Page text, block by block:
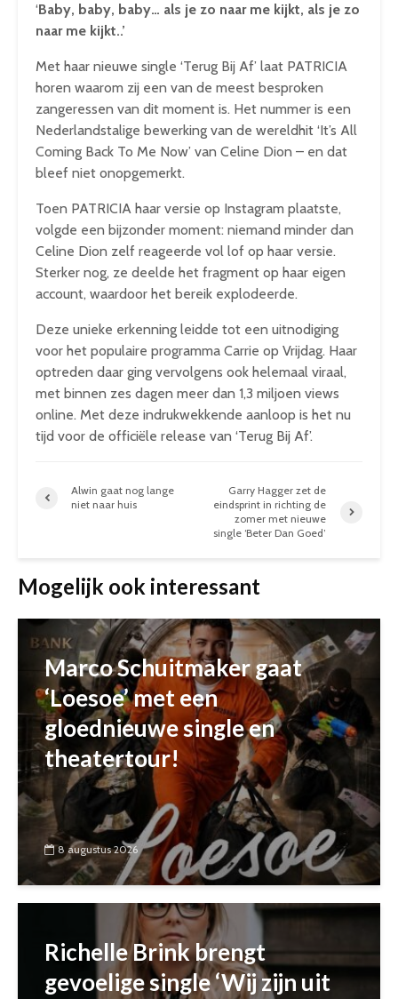
‘Baby, baby, baby… als je zo naar me kijkt, als je zo
naar me kijkt..’
Met haar nieuwe single ‘Terug Bij Af’ laat PATRICIA
horen waarom zij een van de meest besproken
zangeressen van dit moment is. Het nummer is een
Nederlandstalige bewerking van de wereldhit ‘It’s All
Coming Back To Me Now’ van Celine Dion – en dat
bleef niet onopgemerkt.
Toen PATRICIA haar versie op Instagram plaatste,
volgde een bijzonder moment: niemand minder dan
Celine Dion zelf reageerde vol lof op haar versie.
Sterker nog, ze deelde het fragment op haar eigen
account, waardoor het bereik explodeerde.
Deze unieke erkenning leidde tot een uitnodiging
voor het populaire programma Carrie op Vrijdag. Haar
optreden daar ging vervolgens ook helemaal viraal,
met binnen zes dagen meer dan 1,3 miljoen views
online. Met deze indrukwekkende aanloop is het nu
tijd voor de officiële release van ‘Terug Bij Af’.
Alwin gaat nog lange
niet naar huis
Garry Hagger zet de
eindsprint in richting de
zomer met nieuwe
single ‘Beter Dan Goed’
Mogelijk ook interessant
Marco Schuitmaker gaat
‘Loesoe’ met een
gloednieuwe single en
theatertour!
8 augustus 2026
Richelle Brink brengt
gevoelige single ‘Wij zijn uit